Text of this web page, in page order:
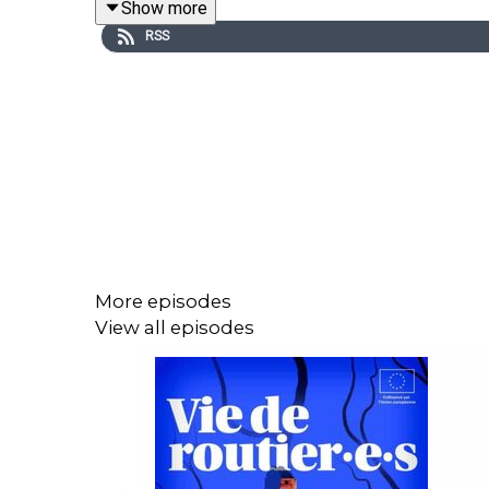
Wajcman Judy, "Pressed for time: The
Show more
RSS
More episodes
View all episodes